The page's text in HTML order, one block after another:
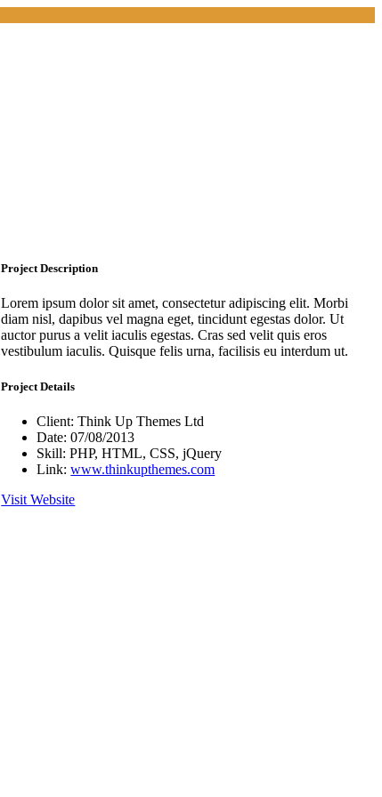
Project Description
Lorem ipsum dolor sit amet, consectetur adipiscing elit. Morbi
diam nisl, dapibus vel magna eget, tincidunt egestas dolor. Ut
auctor purus a velit iaculis egestas. Cras sed velit quis eros
vestibulum iaculis. Quisque felis urna, facilisis eu interdum ut.
Project Details
Client: Think Up Themes Ltd
Date: 07/08/2013
Skill: PHP, HTML, CSS, jQuery
Link: www.thinkupthemes.com
Visit Website